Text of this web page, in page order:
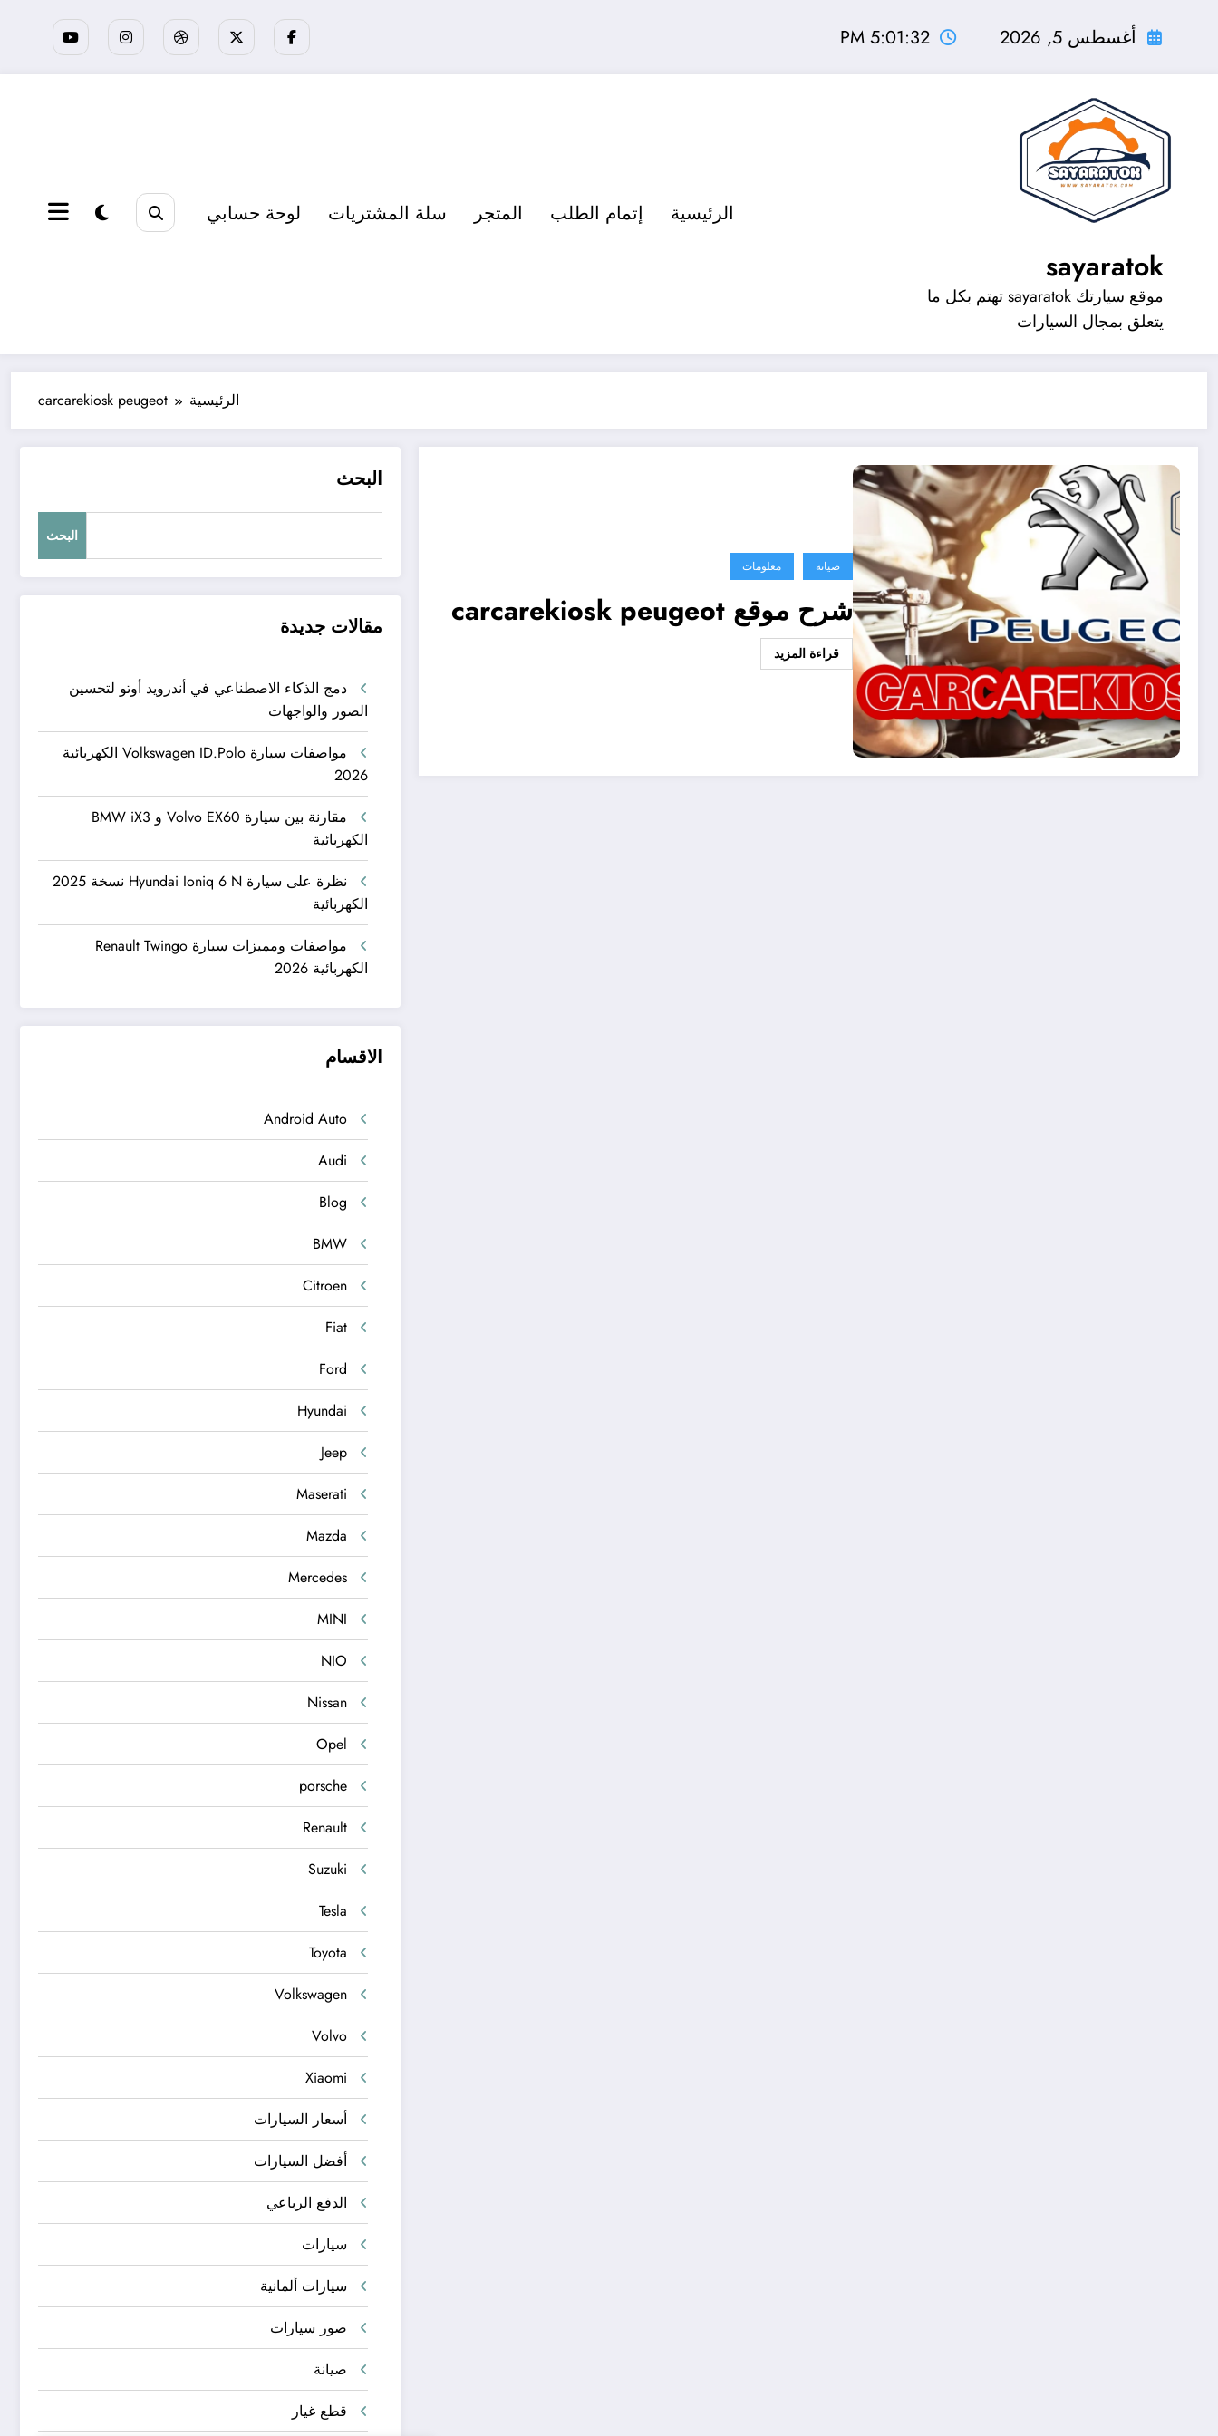
أغسطس 5, 2026 5:01:32 PM
sayaratok
موقع سيارتك sayaratok تهتم بكل ما
يتعلق بمجال السيارات
الرئيسية إتمام الطلب المتجر سلة المشتريات لوحة حسابي
الرئيسية carcarekiosk peugeot
صيانة معلومات
شرح موقع carcarekiosk peugeot
قراءة المزيد
البحث
البحث
مقالات جديدة
دمج الذكاء الاصطناعي في أندرويد أوتو لتحسين
الصور والواجهات
مواصفات سيارة Volkswagen ID.Polo الكهربائية
2026
مقارنة بين سيارة Volvo EX60 و BMW iX3
الكهربائية
نظرة على سيارة Hyundai Ioniq 6 N نسخة 2025
الكهربائية
مواصفات ومميزات سيارة Renault Twingo
الكهربائية 2026
الاقسام
Android Auto
Audi
Blog
BMW
Citroen
Fiat
Ford
Hyundai
Jeep
Maserati
Mazda
Mercedes
MINI
NIO
Nissan
Opel
porsche
Renault
Suzuki
Tesla
Toyota
Volkswagen
Volvo
Xiaomi
أسعار السيارات
أفضل السيارات
الدفع الرباعي
سيارات
سيارات ألمانية
صور سيارات
صيانة
قطع غيار